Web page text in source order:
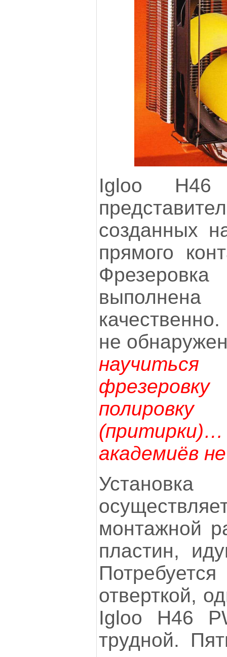
Igloo
созданных
прямого
не
академиёв
монтажной
пластин,
отверткой,
Igloo Н46
трудной.